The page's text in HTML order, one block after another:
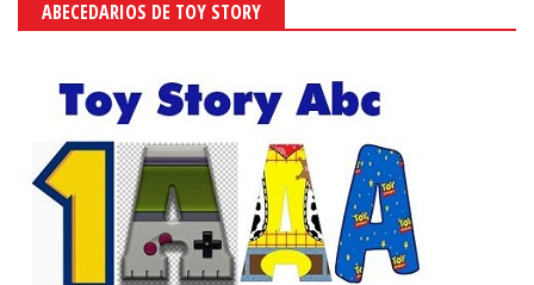
ABECEDARIOS DE TOY STORY